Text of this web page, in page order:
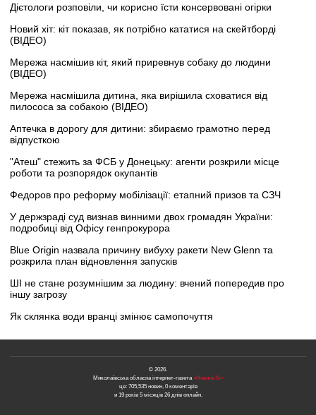
Дієтологи розповіли, чи корисно їсти консервовані огірки
Новий хіт: кіт показав, як потрібно кататися на скейтборді
(ВІДЕО)
Мережа насмішив кіт, який приревнув собаку до людини
(ВІДЕО)
Мережа насмішила дитина, яка вирішила сховатися від
пилососа за собакою (ВІДЕО)
Аптечка в дорогу для дитини: збираємо грамотно перед
відпусткою
"Атеш" стежить за ФСБ у Донецьку: агенти розкрили місце
роботи та розпорядок окупантів
Федоров про реформу мобілізації: етапний призов та СЗЧ
У держзраді суд визнав винними двох громадян України:
подробиці від Офісу генпрокурора
Blue Origin назвала причину вибуху ракети New Glenn та
розкрила план відновлення запусків
ШІ не стане розумнішим за людину: вчений попередив про
іншу загрозу
Як склянка води вранці змінює самопочуття
© 2026.
Миколаївська обласна інтернет-газета«Новини N»
це: 705,535 новин, 0 коментарів
и 19 років 5 місяців 26 днів онлайн.